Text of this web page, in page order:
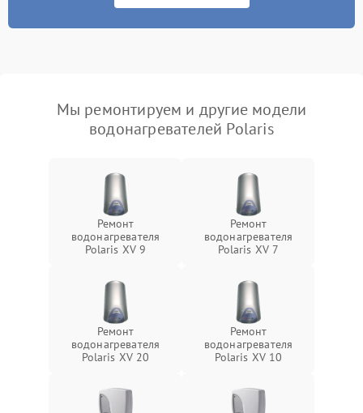
Мы ремонтируем и другие модели
водонагревателей Polaris
Ремонт
водонагревателя
Polaris XV 9
Ремонт
водонагревателя
Polaris XV 7
Ремонт
водонагревателя
Polaris XV 20
Ремонт
водонагревателя
Polaris XV 10